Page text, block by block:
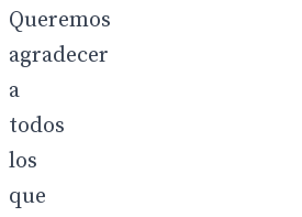
Queremos
agradecer
a
todos
los
que